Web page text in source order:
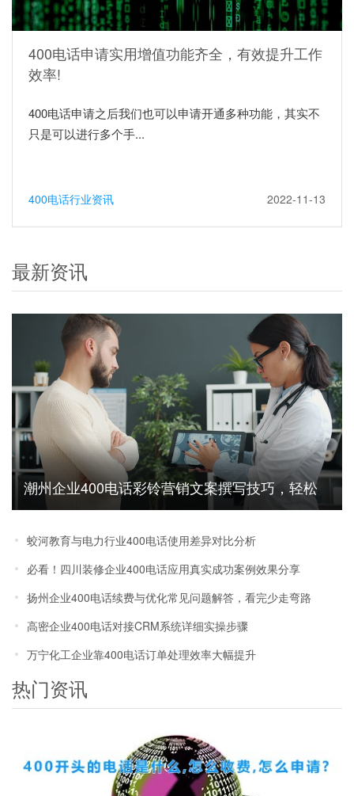
400电话申请实用增值功能齐全，有效提升工作
效率!
400电话申请之后我们也可以申请开通多种功能，其实不
只是可以进行多个手...
400电话行业资讯 2022-11-13
最新资讯
潮州企业400电话彩铃营销文案撰写技巧，轻松
提升获客效率
蛟河教育与电力行业400电话使用差异对比分析
必看！四川装修企业400电话应用真实成功案例效果分享
扬州企业400电话续费与优化常见问题解答，看完少走弯路
高密企业400电话对接CRM系统详细实操步骤
万宁化工企业靠400电话订单处理效率大幅提升
热门资讯